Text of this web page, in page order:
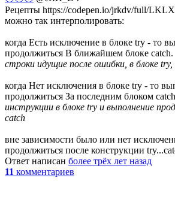
Рецепты https://codepen.io/jrkdv/full/
можно так интерполировать:
когда Есть исключение в блоке try - то
продолжиться В ближайшем блоке catch.
строки идущие после ошибки, в блоке
когда Нет исключения в блоке try - то
продолжиться За последним блоком catch
инструкции в блоке try и выполнение
catch
вне зависимости было или нет
продолжиться после конструкции
Ответ написан более трёх лет назад
11 комментариев